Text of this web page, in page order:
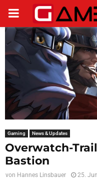
PRIMARY
MENU
Gaming News & Updates
Overwatch-
Bastion
von Hannes Linsbauer 25.